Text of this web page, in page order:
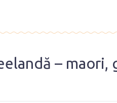
– maori,